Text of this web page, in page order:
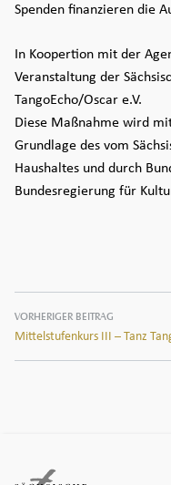
Spenden finanzieren die
In Koopertion mit der
Veranstaltung der
TangoEcho/Oscar e.V.
Diese Maßnahme wird
Grundlage des vom
Haushaltes und durch
Bundesregierung für
VORHERIGER BEITRAG
Mittelstufenkurs III – Tanz